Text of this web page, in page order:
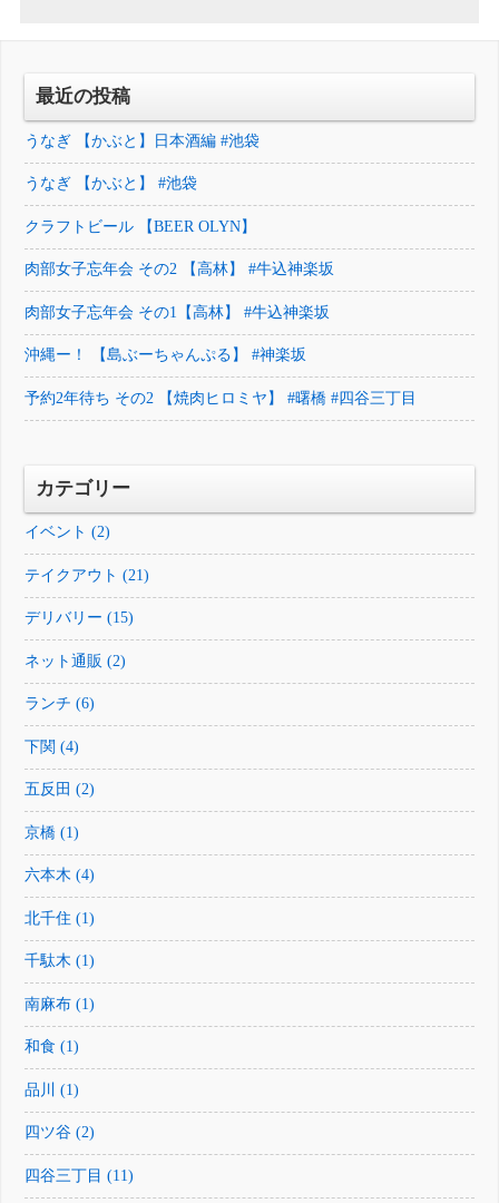
最近の投稿
うなぎ 【かぶと】日本酒編 #池袋
うなぎ 【かぶと】 #池袋
クラフトビール 【BEER OLYN】
肉部女子忘年会 その2 【高林】 #牛込神楽坂
肉部女子忘年会 その1【高林】 #牛込神楽坂
沖縄ー！ 【島ぶーちゃんぷる】 #神楽坂
予約2年待ち その2 【焼肉ヒロミヤ】 #曙橋 #四谷三丁目
カテゴリー
イベント (2)
テイクアウト (21)
デリバリー (15)
ネット通販 (2)
ランチ (6)
下関 (4)
五反田 (2)
京橋 (1)
六本木 (4)
北千住 (1)
千駄木 (1)
南麻布 (1)
和食 (1)
品川 (1)
四ツ谷 (2)
四谷三丁目 (11)